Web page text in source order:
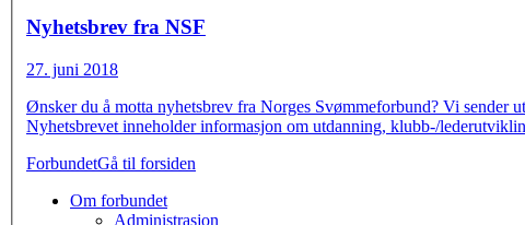
Nyhetsbrev fra NSF
27. juni 2018
Ønsker du å motta nyhetsbrev fra Norges Svømmeforbund? Vi sender
Nyhetsbrevet inneholder informasjon om utdanning, klubb-/
ForbundetGå til forsiden
Om forbundet
Administrasjon